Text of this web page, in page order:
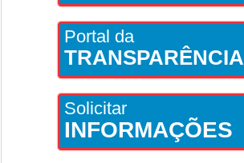
Portal da
TRANSPARÊNCIA
Solicitar
INFORMAÇÕES